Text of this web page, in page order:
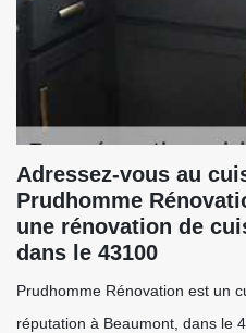
Adressez-vous au
Prudhomme
une rénovation de
dans le 43100
Prudhomme Rénovation est un
réputation à Beaumont, dans le